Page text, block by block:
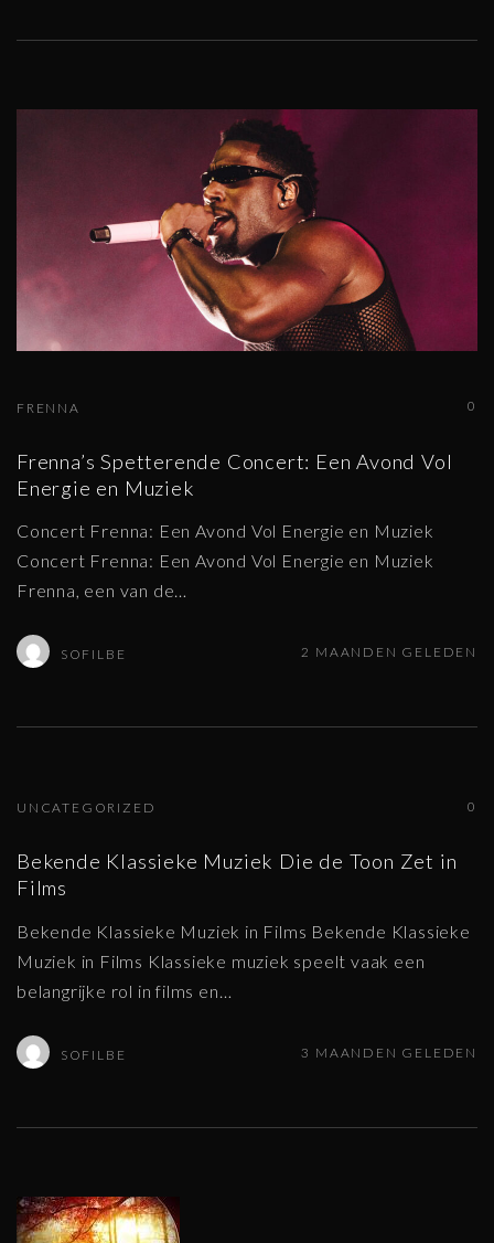
0
FRENNA
Frenna’s Spetterende Concert: Een Avond Vol
Energie en Muziek
Concert Frenna: Een Avond Vol Energie en Muziek
Concert Frenna: Een Avond Vol Energie en Muziek
Frenna, een van de…
SOFILBE 2 MAANDEN GELEDEN
0
UNCATEGORIZED
Bekende Klassieke Muziek Die de Toon Zet in
Films
Bekende Klassieke Muziek in Films Bekende Klassieke
Muziek in Films Klassieke muziek speelt vaak een
belangrijke rol in films en…
SOFILBE 3 MAANDEN GELEDEN